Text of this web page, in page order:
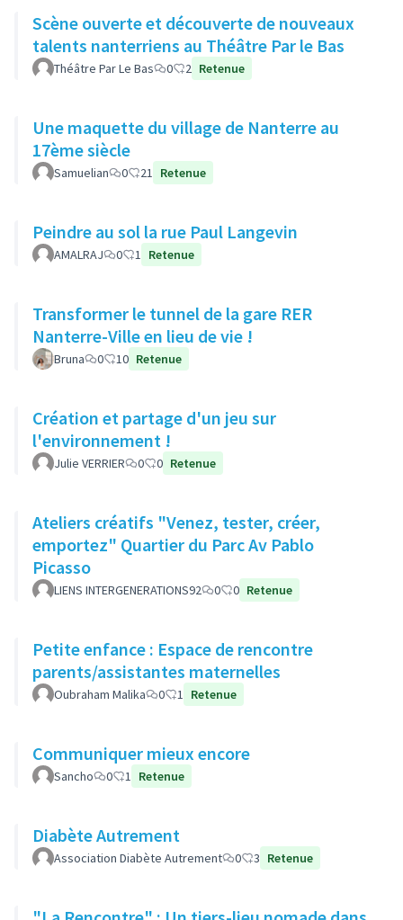
Scène ouverte et découverte de nouveaux
talents nanterriens au Théâtre Par le Bas
Théâtre Par Le Bas 0 2 Retenue
Une maquette du village de Nanterre au
17ème siècle
Samuelian 0 21 Retenue
Peindre au sol la rue Paul Langevin
AMALRAJ 0 1 Retenue
Transformer le tunnel de la gare RER
Nanterre-Ville en lieu de vie !
Bruna 0 10 Retenue
Création et partage d'un jeu sur
l'environnement !
Julie VERRIER 0 0 Retenue
Ateliers créatifs "Venez, tester, créer,
emportez" Quartier du Parc Av Pablo
Picasso
LIENS INTERGENERATIONS92 0 0 Retenue
Petite enfance : Espace de rencontre
parents/assistantes maternelles
Oubraham Malika 0 1 Retenue
Communiquer mieux encore
Sancho 0 1 Retenue
Diabète Autrement
Association Diabète Autrement 0 3 Retenue